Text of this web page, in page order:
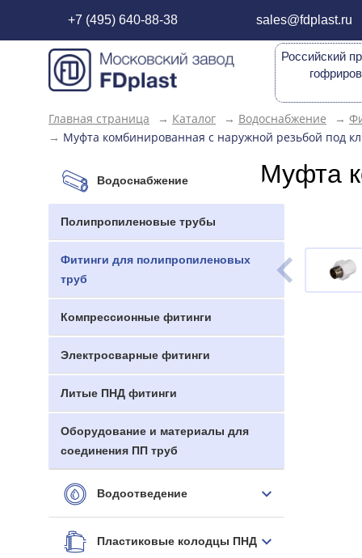
+7 (495) 640-88-38 sales@fdplast.ru
Российский
Главная страница → Каталог → Водоснабжение →
→ Муфта комбинированная с наружной резьбой под
Водоснабжение
Полипропиленовые трубы
Фитинги для полипропиленовых
труб
Компрессионные фитинги
Электросварные фитинги
Литые ПНД фитинги
Оборудование и материалы для
соединения ПП труб
Водоотведение
Пластиковые колодцы ПНД
Муфта